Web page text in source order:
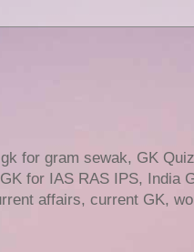
for gram sewak, GK
for IAS RAS IPS, India
affairs, current GK,